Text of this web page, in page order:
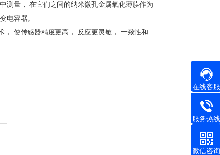
测量， 在它们之间的纳米微孔金属氧化薄膜作为
电容器。
， 使传感器精度更高， 反应更灵敏， 一致性和
在线客服
服务热线
微信咨询